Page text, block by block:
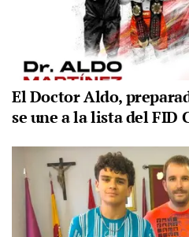
El Doctor Aldo,
se une a la lista del FID